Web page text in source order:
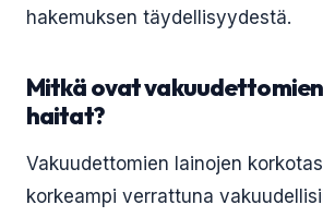
hakemuksen täydellisyydestä.
Mitkä ovat
haitat?
Vakuudettomien lainojen
korkeampi verrattuna